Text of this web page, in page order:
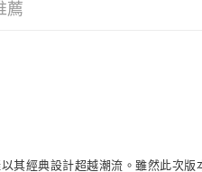
薦
其經典設計超越潮流。雖然此次版